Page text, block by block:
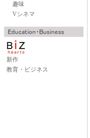
趣味
Vシネマ
新作
教育・ビジネス